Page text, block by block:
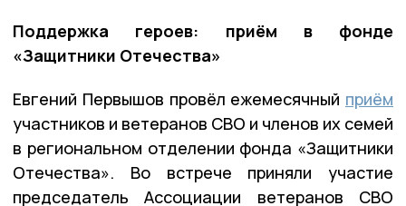
Поддержка героев: приём в фонде
«Защитники Отечества»
Евгений Первышов провёл ежемесячный приём
участников и ветеранов СВО и членов их семей
в региональном отделении фонда «Защитники
Отечества». Во встрече приняли участие
председатель Ассоциации ветеранов СВО